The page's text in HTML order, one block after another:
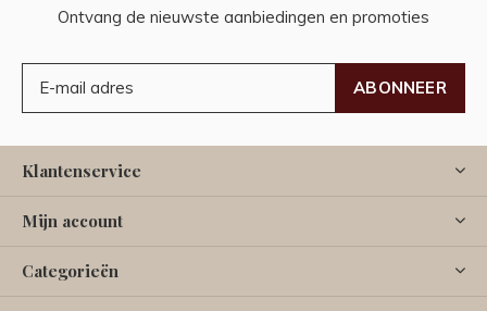
Ontvang de nieuwste aanbiedingen en promoties
ABONNEER
Klantenservice
Mijn account
Categorieën